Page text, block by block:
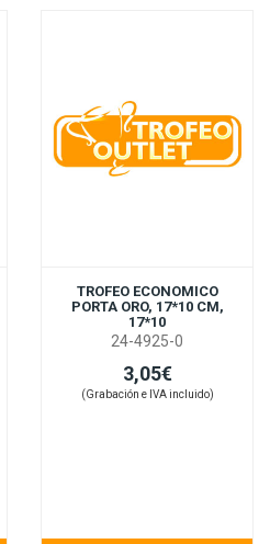
TROFEO ECONOMICO
PORTA ORO, 17*10 CM,
17*10
24-4925-0
3,05€
(Grabación e IVA incluido)